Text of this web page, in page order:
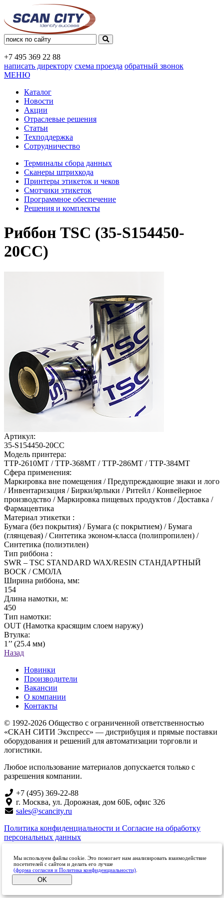
+7 495 369 22 88
написать директору схема проезда обратный звонок
МЕНЮ
Каталог
Новости
Акции
Отраслевые решения
Статьи
Техподдержка
Сотрудничество
Терминалы сбора данных
Сканеры штрихкода
Принтеры этикеток и чеков
Смотчики этикеток
Программное обеспечение
Решения и комплекты
Риббон TSC (35-S154450-
20CC)
Артикул:
35-S154450-20CC
Модель принтера:
TTP-2610MT / TTP-368MT / TTP-286MT / TTP-384MT
Сфера применения:
Маркировка вне помещения / Предупреждающие знаки и лого
/ Инвентаризация / Бирки/ярлыки / Ритейл / Конвейерное
производство / Маркировка пищевых продуктов / Доставка /
Фармацевтика
Материал этикетки :
Бумага (без покрытия) / Бумага (с покрытием) / Бумага
(глянцевая) / Синтетика эконом-класса (полипропилен) /
Синтетика (полиэтилен)
Тип риббона :
SWR – TSC STANDARD WAX/RESIN СТАНДАРТНЫЙ
ВОСК / СМОЛА
Ширина риббона, мм:
154
Длина намотки, м:
450
Тип намотки:
OUT (Намотка красящим слоем наружу)
Втулка:
1’’ (25.4 мм)
Назад
Новинки
Производители
Вакансии
О компании
Контакты
© 1992-2026 Общество с ограниченной ответственностью
«СКАН СИТИ Экспресс» — дистрибуция и прямые поставки
оборудования и решений для автоматизации торговли и
логистики.
Любое использование материалов допускается только с
разрешения компании.
+7 (495) 369-22-88
г. Москва, ул. Дорожная, дом 60Б, офис 326
sales@scancity.ru
Политика конфиденциальности и Согласие на обработку
персональных данных
Мы используем файлы cookie. Это помогает нам анализировать взаимодействие
посетителей с сайтом и делать его лучше
(форма согласия и Политика конфиденциальности)
OK